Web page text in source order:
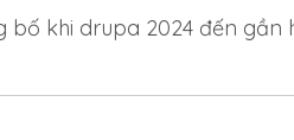
bố khi drupa 2024 đến gần